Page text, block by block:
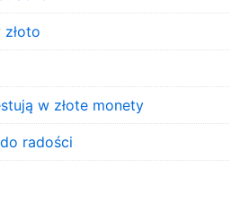
w złote monety
radości